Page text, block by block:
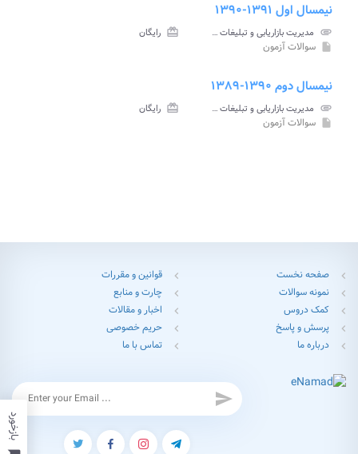
نیمسال اول ۱۳۹۱-۱۳۹۰
attachment مدیریت بازاریابی و تبلیغات جهانگردی پیام نور card_giftcard رایگان
insert_drive_file سوالات آزمون
نیمسال دوم ۱۳۹۰-۱۳۸۹
attachment مدیریت بازاریابی و تبلیغات جهانگردی پیام نور card_giftcard رایگان
insert_drive_file سوالات آزمون
بازخورد
chevron_left صفحه نخست chevron_left قوانین و مقررات
chevron_left نمونه سوالات chevron_left چارت و منابع
chevron_left کمک دروس chevron_left اخبار و مقالات
chevron_left پرسش و پاسخ chevron_left حریم خصوصی
chevron_left درباره ما chevron_left تماس با ما
send